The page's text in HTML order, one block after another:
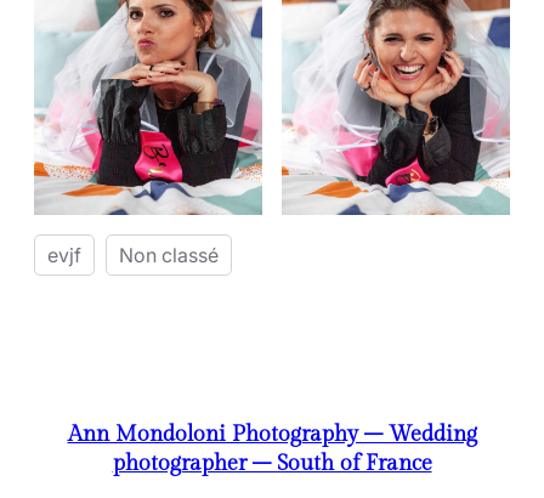
evjf Non classé
Ann Mondoloni Photography – Wedding
photographer – South of France